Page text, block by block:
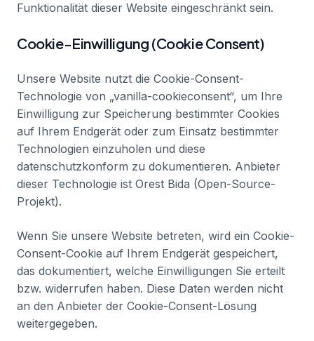
Funktionalität dieser Website eingeschränkt sein.
Cookie-Einwilligung (Cookie Consent)
Unsere Website nutzt die Cookie-Consent-
Technologie von „vanilla-cookieconsent“, um Ihre
Einwilligung zur Speicherung bestimmter Cookies
auf Ihrem Endgerät oder zum Einsatz bestimmter
Technologien einzuholen und diese
datenschutzkonform zu dokumentieren. Anbieter
dieser Technologie ist Orest Bida (Open-Source-
Projekt).
Wenn Sie unsere Website betreten, wird ein Cookie-
Consent-Cookie auf Ihrem Endgerät gespeichert,
das dokumentiert, welche Einwilligungen Sie erteilt
bzw. widerrufen haben. Diese Daten werden nicht
an den Anbieter der Cookie-Consent-Lösung
weitergegeben.